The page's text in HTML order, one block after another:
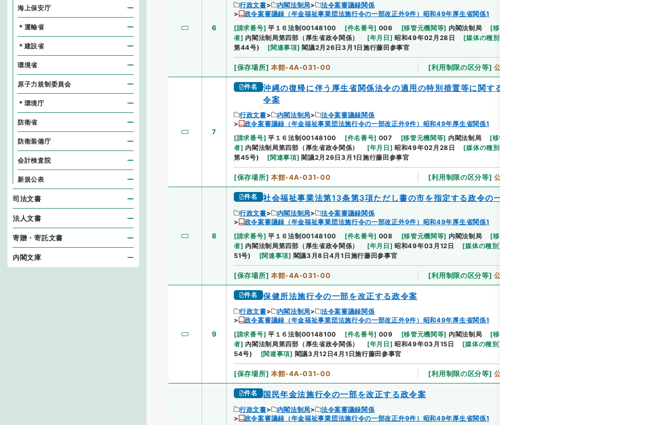
6
行政文書 内閣法制局
法令案審議録関係
政令案審議録（年金福祉事業団法施行令の一部改正外9件）昭和49年厚生省関係1
[請求番号] 平１６法制00148100 [件名番号] 006 [移管元機関等] 内閣法制局 [移管等年度
者] 内閣法制局第四部（厚生省政令関係） [年月日] 昭和49年02月28日 [媒体の種別
第44号)
[関連事項] 閣議2月26日3月1日施行藤田参事官
[保存場所] 本館-4A-031-00 [利用制限の区分等] 公開
7
件名
沖縄の復帰に伴う厚生省関係法令の適用の特別措置等に関する政令の一部を改正する政
令案
行政文書 内閣法制局
法令案審議録関係
政令案審議録（年金福祉事業団法施行令の一部改正外9件）昭和49年厚生省関係1
[請求番号] 平１６法制00148100 [件名番号] 007 [移管元機関等] 内閣法制局 [移管等年度
者] 内閣法制局第四部（厚生省政令関係） [年月日] 昭和49年02月28日 [媒体の種別
第45号)
[関連事項] 閣議2月26日3月1日施行藤田参事官
[保存場所] 本館-4A-031-00 [利用制限の区分等] 公開
8
件名 社会福祉事業法第13条第3項ただし書の市を指定する政令の一部を改正する政令案
行政文書 内閣法制局
法令案審議録関係
政令案審議録（年金福祉事業団法施行令の一部改正外9件）昭和49年厚生省関係1
[請求番号] 平１６法制00148100 [件名番号] 008 [移管元機関等] 内閣法制局 [移管等年度
者] 内閣法制局第四部（厚生省政令関係） [年月日] 昭和49年03月12日 [媒体の種別 ]
51号)
[関連事項] 閣議3月8日4月1日施行藤田参事官
[保存場所] 本館-4A-031-00 [利用制限の区分等] 公開
9
件名 保健所法施行令の一部を改正する政令案
行政文書 内閣法制局
法令案審議録関係
政令案審議録（年金福祉事業団法施行令の一部改正外9件）昭和49年厚生省関係1
[請求番号] 平１６法制00148100 [件名番号] 009 [移管元機関等] 内閣法制局 [移管等年度
者] 内閣法制局第四部（厚生省政令関係） [年月日] 昭和49年03月15日 [媒体の種別 ]
54号)
[関連事項] 閣議3月12日4月1日施行藤田参事官
[保存場所] 本館-4A-031-00 [利用制限の区分等] 公開
件名 国民年金法施行令の一部を改正する政令案
行政文書 内閣法制局
法令案審議録関係
政令案審議録（年金福祉事業団法施行令の一部改正外9件）昭和49年厚生省関係1
海上保安庁
＊運輸省
＊建設省
環境省
原子力規制委員会
＊環境庁
防衛省
防衛装備庁
会計検査院
新規公表
司法文書
法人文書
寄贈・寄託文書
内閣文庫